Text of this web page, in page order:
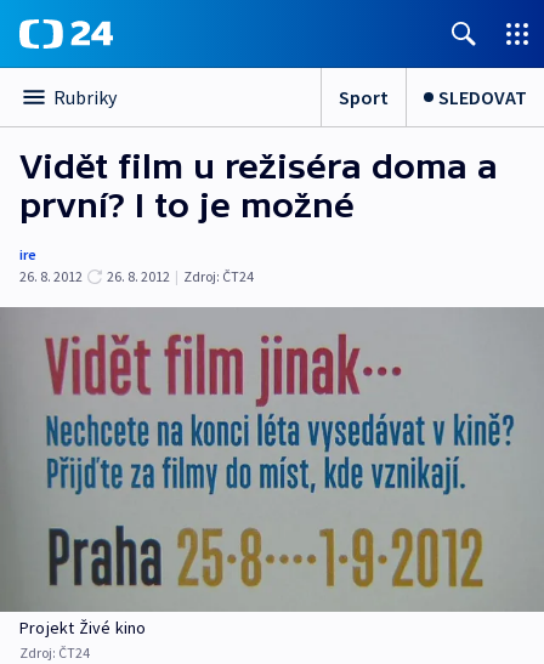
Rubriky Sport SLEDOVAT
Vidět film u režiséra doma a
první? I to je možné
ire
26. 8. 2012
26. 8. 2012 | Zdroj: ČT24
Projekt Živé kino
Zdroj: ČT24